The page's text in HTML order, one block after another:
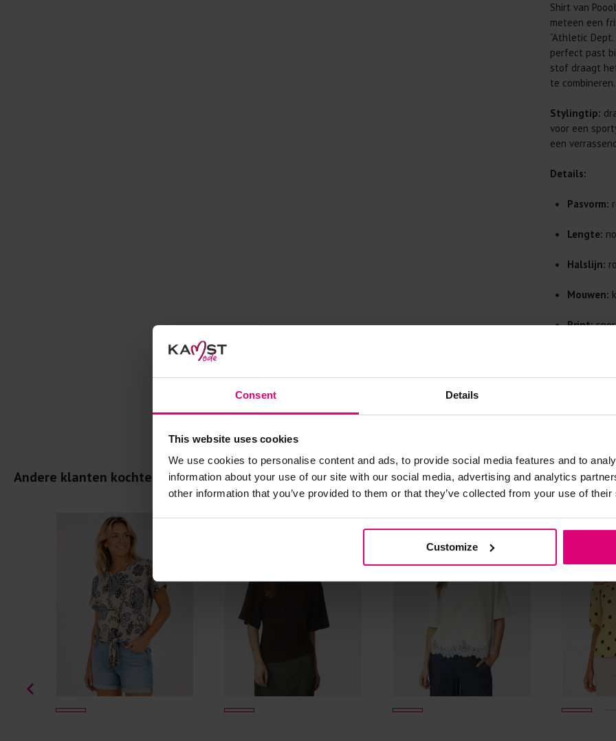
Consent Details
This website uses cookies
We use cookies to personalise content and ads, to provide social media features and to
information about your use of our site with our social media, advertising and analytics
other information that you’ve provided to them or that they’ve collected from your use of
Customize
Je wilt
Daarom
Lees altijd
Was
buitenkant.
Wees
genoeg.
Was zo
Doe de
artikelen
wasmiddel.
Allereerst:
Strijkijzer/
van het
niet
Twijfels? Wij
Shirt van
meteen een
“Athletic
perfect past
stof draagt
te combineren.
Stylingtip:
voor een
een
Details:
Pasvorm:
Lengte:
Halslijn:
Mouwen:
Print:
Details:
Andere klanten kochten dit ook
- 30%